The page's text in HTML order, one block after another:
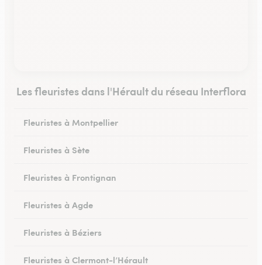
Les fleuristes dans l'Hérault du réseau Interflora
Fleuristes à Montpellier
Fleuristes à Sète
Fleuristes à Frontignan
Fleuristes à Agde
Fleuristes à Béziers
Fleuristes à Clermont-l’Hérault